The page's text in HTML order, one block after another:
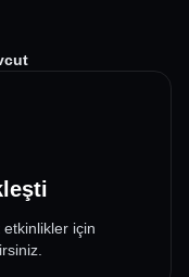
için